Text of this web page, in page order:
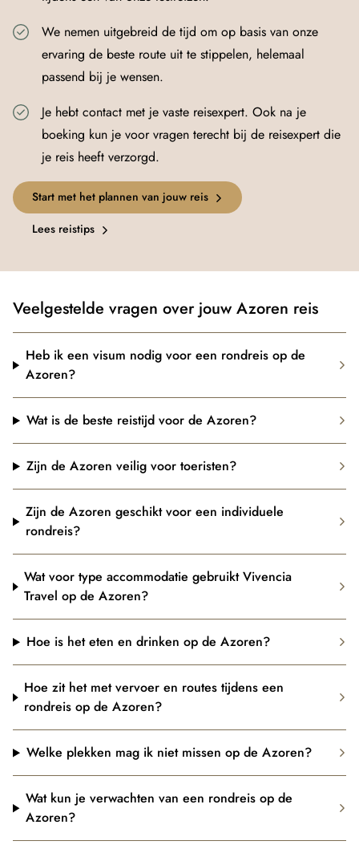
We nemen uitgebreid de tijd om op basis van onze
ervaring de beste route uit te stippelen, helemaal
passend bij je wensen.
Je hebt contact met je vaste reisexpert. Ook na je
boeking kun je voor vragen terecht bij de reisexpert die
je reis heeft verzorgd.
Start met het plannen van jouw reis
Lees reistips
Veelgestelde vragen over jouw Azoren reis
Heb ik een visum nodig voor een rondreis op de
Azoren?
Wat is de beste reistijd voor de Azoren?
Zijn de Azoren veilig voor toeristen?
Zijn de Azoren geschikt voor een individuele
rondreis?
Wat voor type accommodatie gebruikt Vivencia
Travel op de Azoren?
Hoe is het eten en drinken op de Azoren?
Hoe zit het met vervoer en routes tijdens een
rondreis op de Azoren?
Welke plekken mag ik niet missen op de Azoren?
Wat kun je verwachten van een rondreis op de
Azoren?